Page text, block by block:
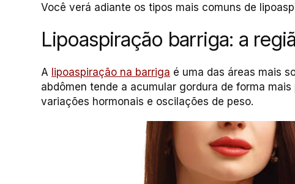
Você verá adiante os tipos mais comuns de
Lipoaspiração barriga: a
A lipoaspiração na barriga é uma das áreas mais
abdômen tende a acumular gordura de forma
variações hormonais e oscilações de peso.